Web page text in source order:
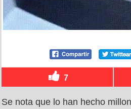
7
Se nota que lo han hecho